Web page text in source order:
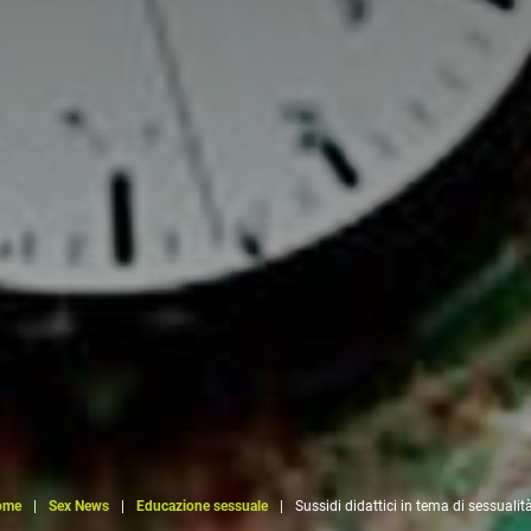
| Sex News | Educazione sessuale | Sussidi didattici in tema di